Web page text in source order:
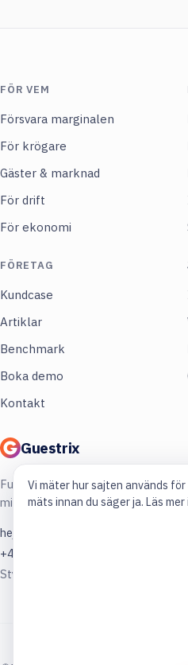
Guestrix
Full koll på din restaurang. Mer
mindre gissning.
hej@guestrix.com
+46 73 032 72 03
Styckjunkargatan 1, 114 35
FÖR VEM
Försvara marginalen
För krögare
Gäster & marknad
För drift
För ekonomi
FÖRETAG
Kundcase
Artiklar
Benchmark
Boka demo
Kontakt
Vi mäter hur sajten används
mäts innan du säger ja. Läs mer